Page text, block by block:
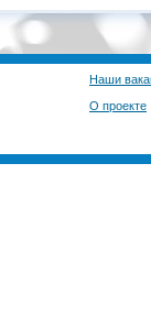
Наши
О проекте